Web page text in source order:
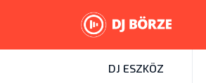
DJ ESZKÖZ